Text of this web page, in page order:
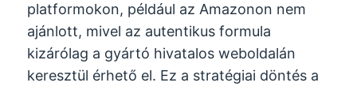
platformokon, például az Amazonon nem
ajánlott, mivel az autentikus formula
kizárólag a gyártó hivatalos weboldalán
keresztül érhető el. Ez a stratégiai döntés a